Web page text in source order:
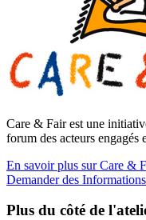
Care & Fair est une
forum des acteurs engagés
En savoir plus sur Care &
Demander des Informations
Plus du côté de